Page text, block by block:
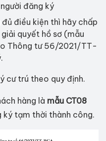
đăng ký
điều kiện thì hãy chấp
quyết hồ sơ (mẫu
Thông tư 56/2021/TT-
cư trú theo quy định.
hàng là mẫu CT08
tạm thời thành công.